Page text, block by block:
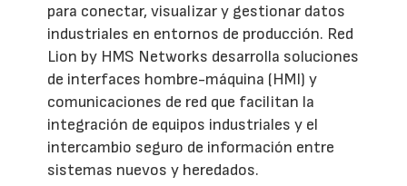
para conectar, visualizar y gestionar datos
industriales en entornos de producción. Red
Lion by HMS Networks desarrolla soluciones
de interfaces hombre-máquina (HMI) y
comunicaciones de red que facilitan la
integración de equipos industriales y el
intercambio seguro de información entre
sistemas nuevos y heredados.